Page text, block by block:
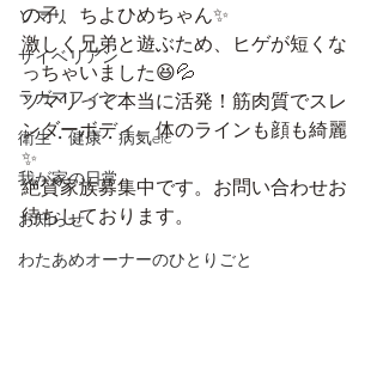
ソマリ
サイベリアン
ラガマフィン
衛生・健康・病気etc
我が家の日常
お知らせ
わたあめオーナーのひとりごと
の子、ちよひめちゃん✨
激しく兄弟と遊ぶため、ヒゲが短くな
っちゃいました😆💦
ソマリって本当に活発！筋肉質でスレ
ンダーボディ。体のラインも顔も綺麗
✨
絶賛家族募集中です。お問い合わせお
待ちしております。